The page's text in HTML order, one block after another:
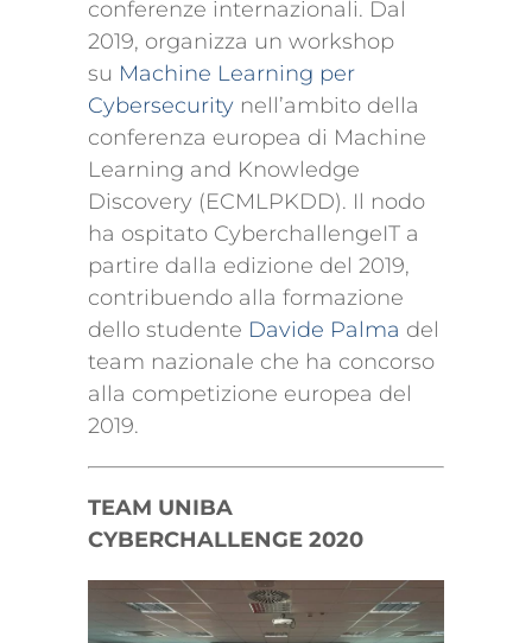
conferenze internazionali. Dal
2019, organizza un workshop
su Machine Learning per
Cybersecurity nell’ambito della
conferenza europea di Machine
Learning and Knowledge
Discovery (ECMLPKDD). Il nodo
ha ospitato CyberchallengeIT a
partire dalla edizione del 2019,
contribuendo alla formazione
dello studente Davide Palma del
team nazionale che ha concorso
alla competizione europea del
2019.
TEAM UNIBA
CYBERCHALLENGE 2020